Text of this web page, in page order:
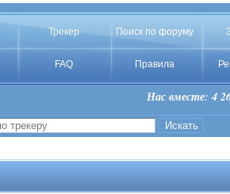
Трекер Поиск по форуму
FAQ Правила
Нас вместе: 4